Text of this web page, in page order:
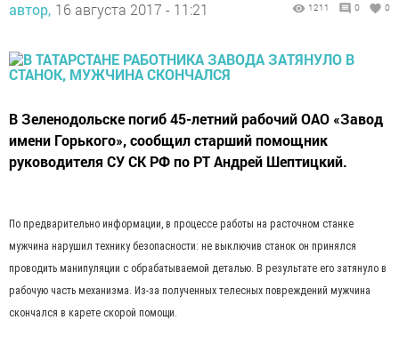
автор, 16 августа 2017 - 11:21 1211 0 0
В Зеленодольске погиб 45-летний рабочий ОАО «Завод
имени Горького», сообщил старший помощник
руководителя СУ СК РФ по РТ Андрей Шептицкий.
По предварительно информации, в процессе работы на расточном станке
мужчина нарушил технику безопасности: не выключив станок он принялся
проводить манипуляции с обрабатываемой деталью. В результате его затянуло в
рабочую часть механизма. Из-за полученных телесных повреждений мужчина
скончался в карете скорой помощи.